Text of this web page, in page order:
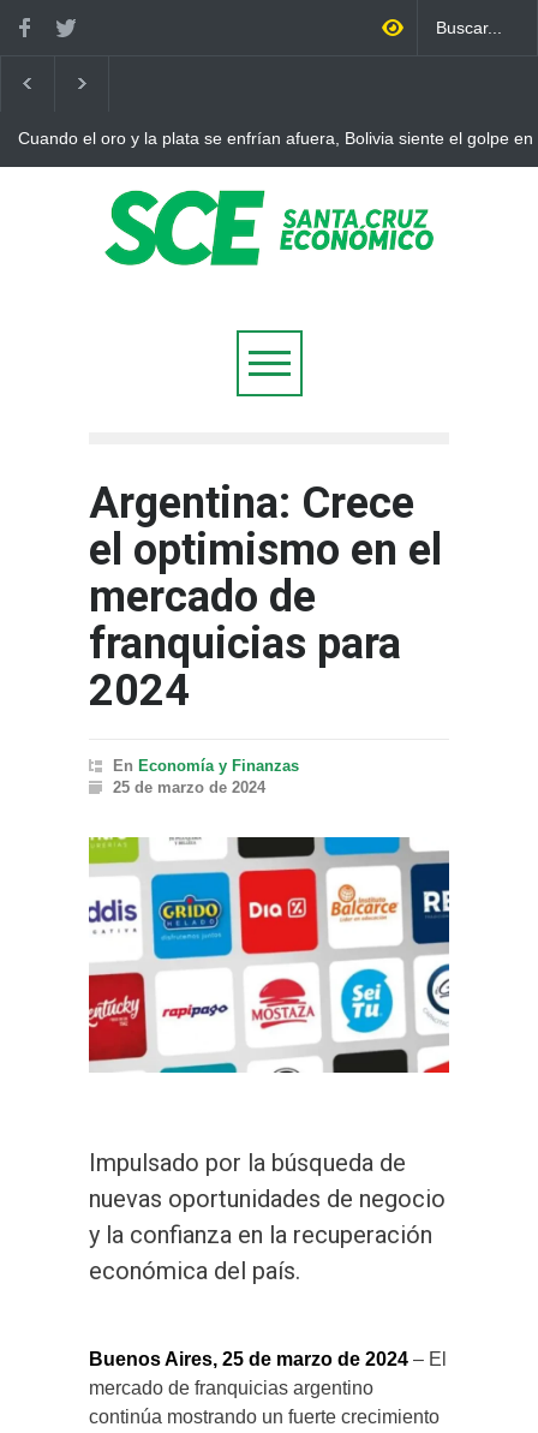
Cuando el oro y la plata se enfrían afuera, Bolivia siente el golpe en
Argentina: Crece
el optimismo en el
mercado de
franquicias para
2024
En Economía y Finanzas
25 de marzo de 2024
Impulsado por la búsqueda de
nuevas oportunidades de negocio
y la confianza en la recuperación
económica del país.
Buenos Aires, 25 de marzo de 2024 – El
mercado de franquicias argentino
continúa mostrando un fuerte crecimiento